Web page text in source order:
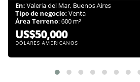
En: Valeria del Mar, Buenos Aires
Tipo de negocio: Venta
Área Terreno: 600 m²
US$50,000
DÓLARES AMERICANOS